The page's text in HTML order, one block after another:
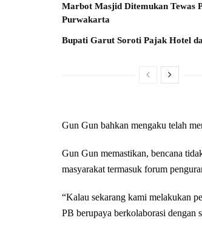
Marbot Masjid Ditemukan Tewas
Purwakarta
Bupati Garut Soroti Pajak Hotel
Gun Gun bahkan mengaku telah
Gun Gun memastikan, bencana
masyarakat termasuk forum
“Kalau sekarang kami melakukan
PB berupaya berkolaborasi dengan